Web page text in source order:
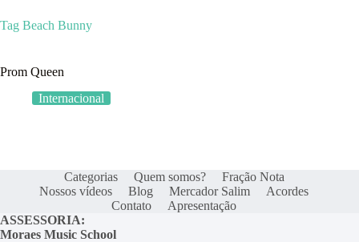
Tag Beach Bunny
Prom Queen
Internacional
Categorias Quem somos?
Fração Nota
Nossos vídeos
Blog Mercador Salim
Acordes
Contato
Apresentação
ASSESSORIA:
Moraes Music School